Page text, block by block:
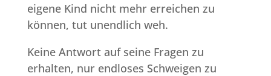
eigene Kind nicht mehr erreichen zu
können, tut unendlich weh.
Keine Antwort auf seine Fragen zu
erhalten, nur endloses Schweigen zu